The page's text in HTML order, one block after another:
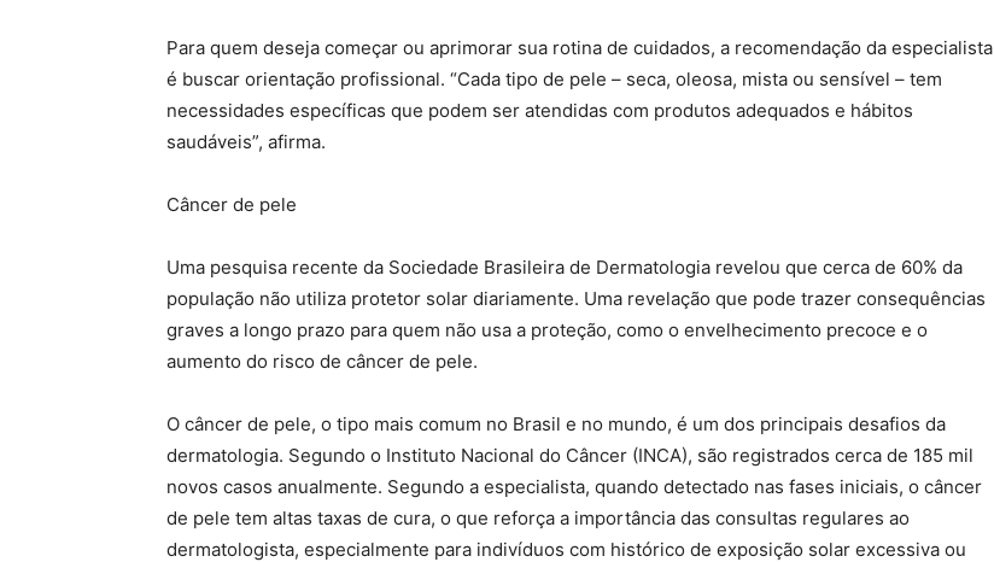
Para quem deseja começar ou aprimorar sua rotina de cuidados, a recomendação da especialista
é buscar orientação profissional. “Cada tipo de pele – seca, oleosa, mista ou sensível – tem
necessidades específicas que podem ser atendidas com produtos adequados e hábitos
saudáveis”, afirma.
Câncer de pele
Uma pesquisa recente da Sociedade Brasileira de Dermatologia revelou que cerca de 60% da
população não utiliza protetor solar diariamente. Uma revelação que pode trazer consequências
graves a longo prazo para quem não usa a proteção, como o envelhecimento precoce e o
aumento do risco de câncer de pele.
O câncer de pele, o tipo mais comum no Brasil e no mundo, é um dos principais desafios da
dermatologia. Segundo o Instituto Nacional do Câncer (INCA), são registrados cerca de 185 mil
novos casos anualmente. Segundo a especialista, quando detectado nas fases iniciais, o câncer
de pele tem altas taxas de cura, o que reforça a importância das consultas regulares ao
dermatologista, especialmente para indivíduos com histórico de exposição solar excessiva ou